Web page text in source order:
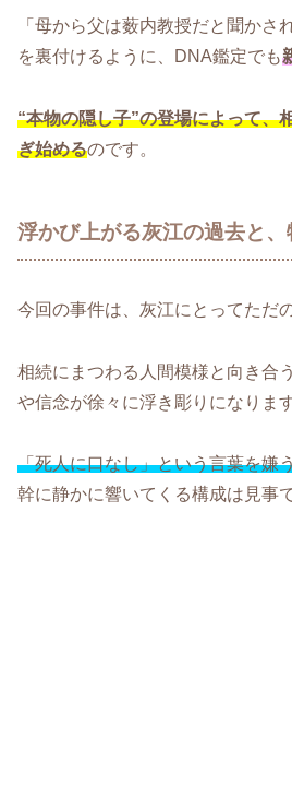
「母から父は薮内教授だと聞かさ
を裏付けるように、DNA鑑定でも
“本物の隠し子”の登場によって、
ぎ始めるのです。
浮かび上がる灰江の過去と
今回の事件は、灰江にとってただ
相続にまつわる人間模様と向き合
や信念が徐々に浮き彫りになります
「死人に口なし」という言葉を嫌
幹に静かに響いてくる構成は見事で